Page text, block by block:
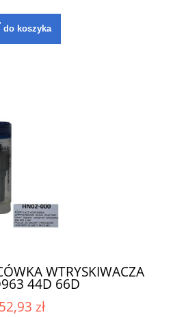
do koszyka
WTRYSKIWACZA
44D 66D
zł